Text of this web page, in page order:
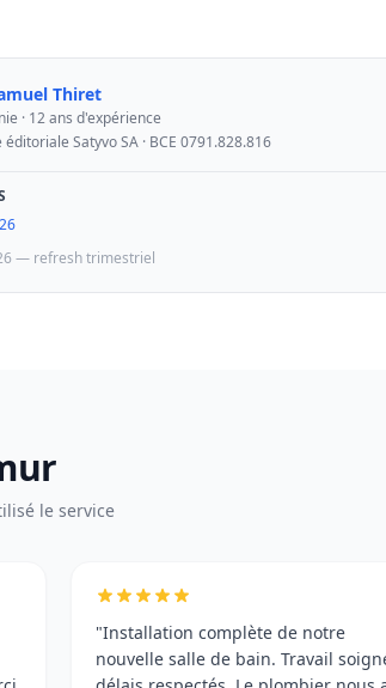
Thiret
· 12 ans d'expérience
Satyvo SA · BCE 0791.828.816
— refresh trimestriel
le service
"Installation complète de notre
nouvelle salle de bain. Travail